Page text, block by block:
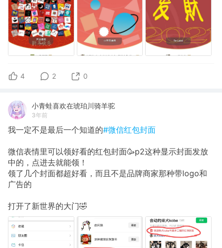
4 2 0
小青蛙喜欢在琥珀川骑羊驼
3年前
我一定不是最后一个知道的#微信红包封面
微信表情里可以领好看的红包封面🥳p2这种显示封面发放
中的，点进去就能领！
领了几个封面都超好看，而且不是品牌商家那种带logo和
广告的
打开了新世界的大门🤣